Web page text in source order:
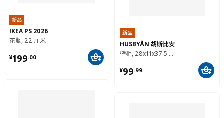
新品
IKEA PS 2026
花瓶, 22 厘米
¥199.00
¥ 199.00
新品
HUSBYÅN 胡斯比安
壁柜, 28x11x37.5 厘米
¥99.99
¥ 99.99